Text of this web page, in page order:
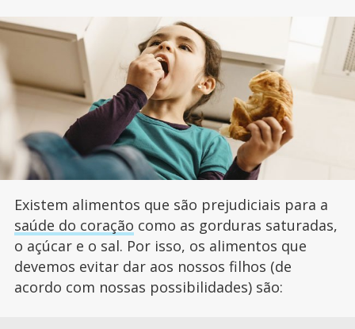
Existem alimentos que são prejudiciais para a
saúde do coração como as gorduras saturadas,
o açúcar e o sal. Por isso, os alimentos que
devemos evitar dar aos nossos filhos (de
acordo com nossas possibilidades) são: